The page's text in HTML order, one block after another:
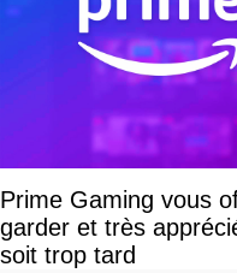
Prime Gaming vous
garder et très
soit trop tard